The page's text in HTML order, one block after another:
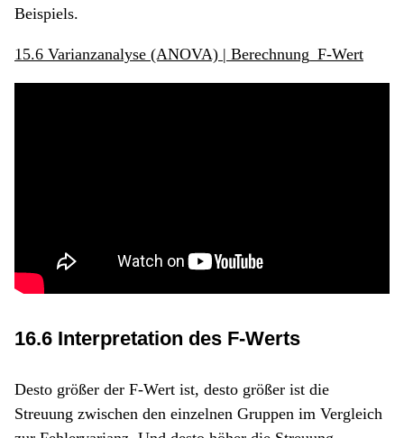
Beispiels.
15.6 Varianzanalyse (ANOVA) | Berechnung_F-Wert
16.6 Interpretation des F-Werts
Desto größer der F-Wert ist, desto größer ist die
Streuung zwischen den einzelnen Gruppen im Vergleich